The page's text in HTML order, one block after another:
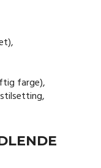
farge),